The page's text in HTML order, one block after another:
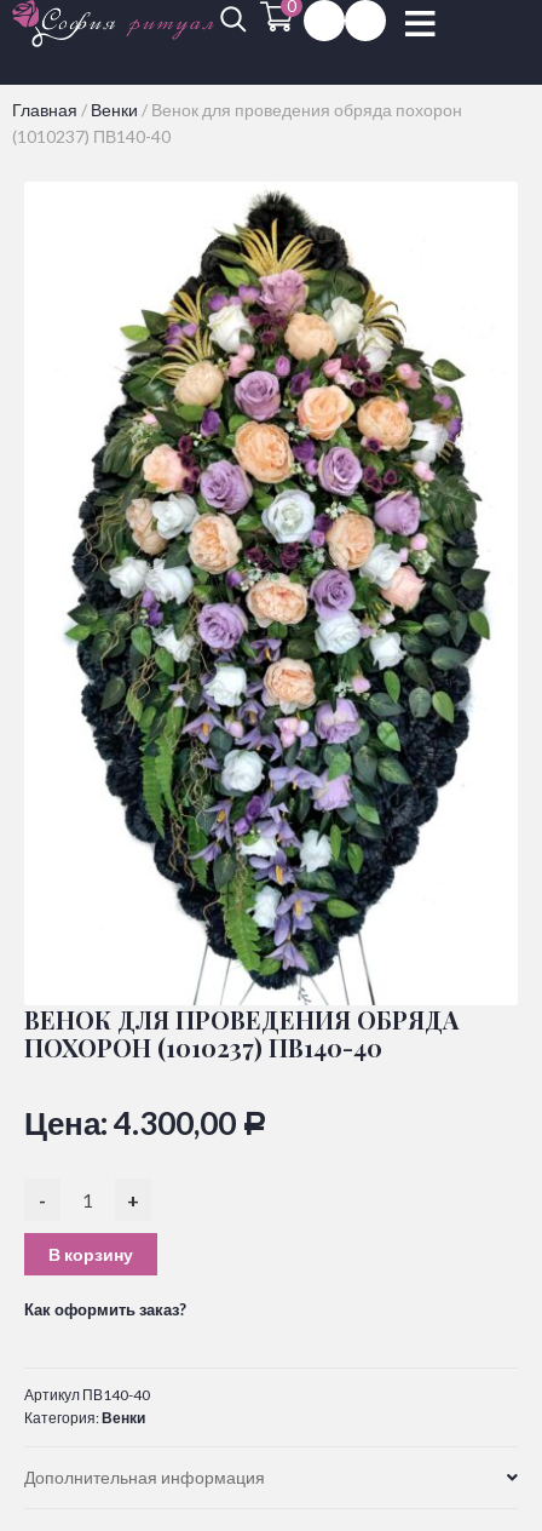
0
Главная / Венки / Венок для проведения обряда похорон
(1010237) ПВ140-40
ВЕНОК ДЛЯ ПРОВЕДЕНИЯ ОБРЯДА
ПОХОРОН (1010237) ПВ140-40
Цена:4.300,00 Р
- +
В корзину
Как оформить заказ?
Артикул ПВ140-40
Категория:Венки
Дополнительная информация